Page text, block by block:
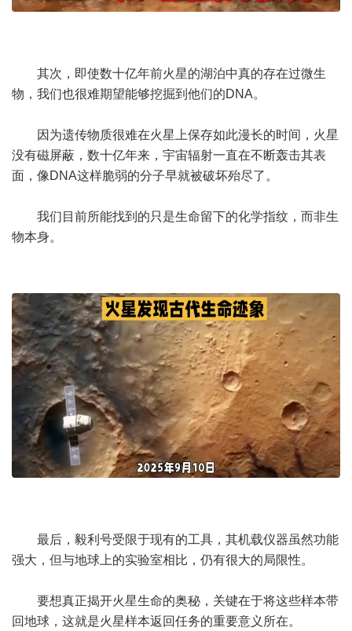
其次，即使数十亿年前火星的湖泊中真的存在过微生
物，我们也很难期望能够挖掘到他们的DNA。
因为遗传物质很难在火星上保存如此漫长的时间，火星
没有磁屏蔽，数十亿年来， 宇宙辐射一直在不断轰击其表
面，像DNA这样脆弱的分子早就被破坏殆尽了。
我们目前所能找到的只是生命留下的化学指纹，而非生
物本身。
最后，毅利号受限于现有的工具，其机载仪器虽然功能
强大，但与地球上的实验室相比，仍有很大的局限性。
要想真正揭开火星生命的奥秘，关键在于将这些样本带
回地球，这就是火星样本返回任务的重要意义所在。